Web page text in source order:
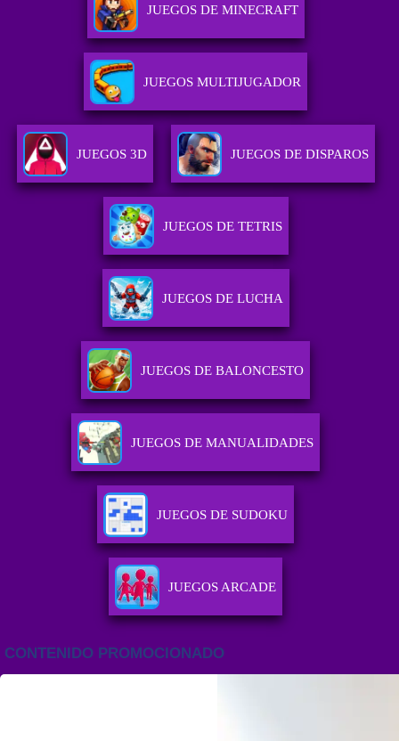
JUEGOS DE MINECRAFT
JUEGOS MULTIJUGADOR
JUEGOS 3D JUEGOS DE DISPAROS
JUEGOS DE TETRIS
JUEGOS DE LUCHA
JUEGOS DE BALONCESTO
JUEGOS DE MANUALIDADES
JUEGOS DE SUDOKU
JUEGOS ARCADE